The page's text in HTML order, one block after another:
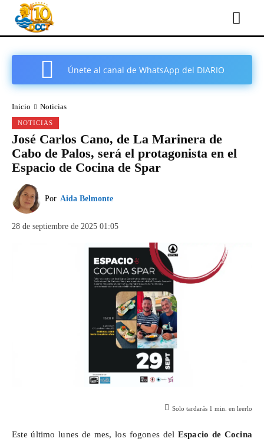
Únete al canal de WhatsApp del DIARIO
Inicio Noticias
NOTICIAS
José Carlos Cano, de La Marinera de
Cabo de Palos, será el protagonista en el
Espacio de Cocina de Spar
Por Aida Belmonte
28 de septiembre de 2025 01:05
Solo tardarás 1 min. en leerlo
Este último lunes de mes, los fogones del Espacio de Cocina